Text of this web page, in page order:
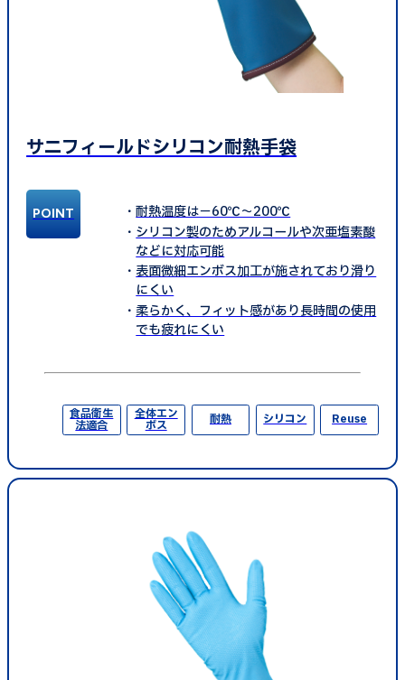
サニフィールドシリコン耐熱手袋
耐熱温度は－60℃～200℃
シリコン製のためアルコールや次亜塩素酸
などに対応可能
表面微細エンボス加工が施されており滑り
にくい
柔らかく、フィット感があり長時間の使用
でも疲れにくい
食品衛生
法適合
全体エン
ボス 耐熱 シリコン Reuse